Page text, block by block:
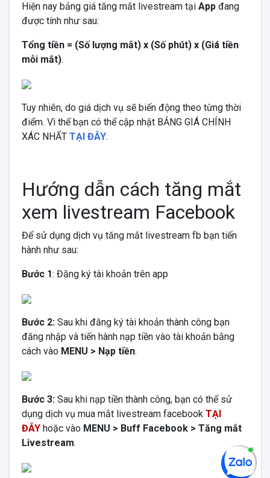
Hiện nay bảng giá tăng mắt livestream tại Appđang
được tính như sau:
Tổng tiền = (Số lượng mắt) x (Số phút) x (Giá tiền
mỗi mắt).
Tuy nhiên, do giá dịch vụ sẽ biến động theo từng thời
điểm. Vì thế bạn có thể cập nhật BẢNG GIÁ CHÍNH
XÁC NHẤT TẠI ĐÂY.
Hướng dẫn cách tăng mắt
xem livestream Facebook
Để sử dụng dịch vụ tăng mắt livestream fb bạn tiến
hành như sau:
Bước 1: Đăng ký tài khoản trên app
Bước 2: Sau khi đăng ký tài khoản thành công bạn
đăng nhập và tiến hành nạp tiền vào tài khoản bằng
cách vào MENU > Nạp tiền.
Bước 3:Sau khi nạp tiền thành công, bạn có thể sử
dụng dịch vụ mua mắt livestream facebook TẠI
ĐÂY hoặc vào MENU > Buff Facebook > Tăng mắt
Livestream.